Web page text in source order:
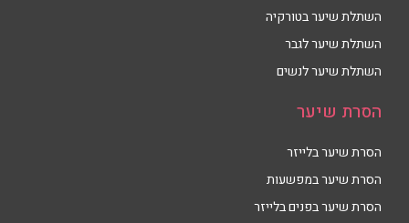
השתלת שיער בטורקיה
השתלת שיער לגבר
השתלת שיער לנשים
הסרת שיער
הסרת שיער בלייזר
הסרת שיער במפשעות
הסרת שיער בפנים בלייזר